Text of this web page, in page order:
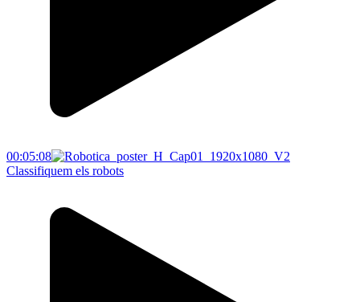
00:05:08
Classifiquem els robots